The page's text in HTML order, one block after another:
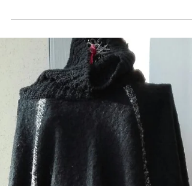
Manca una settimana al Natale e anche se ci
eravamo ripromessi di non fare troppo regali
alla fine non abbiamo resistito. Ma cosa
mettersi d